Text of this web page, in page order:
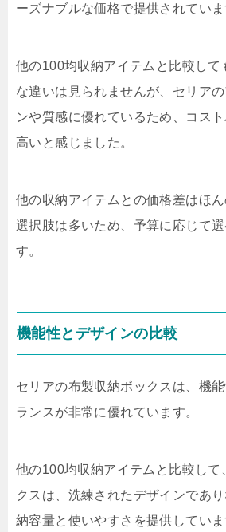
ーズナブルな価格で提供されていま
他の100均収納アイテムと比較して
な違いは見られませんが、セリア
ンや質感に優れているため、コス
高いと感じました。
他の収納アイテムとの価格差はほん
選択肢は多いため、予算に応じて
す。
機能性とデザインの比較
セリアの布製収納ボックスは、機
ランスが非常に優れています。
他の100均収納アイテムと比較して
クスは、洗練されたデザインであ
納容量と使いやすさを提供していま